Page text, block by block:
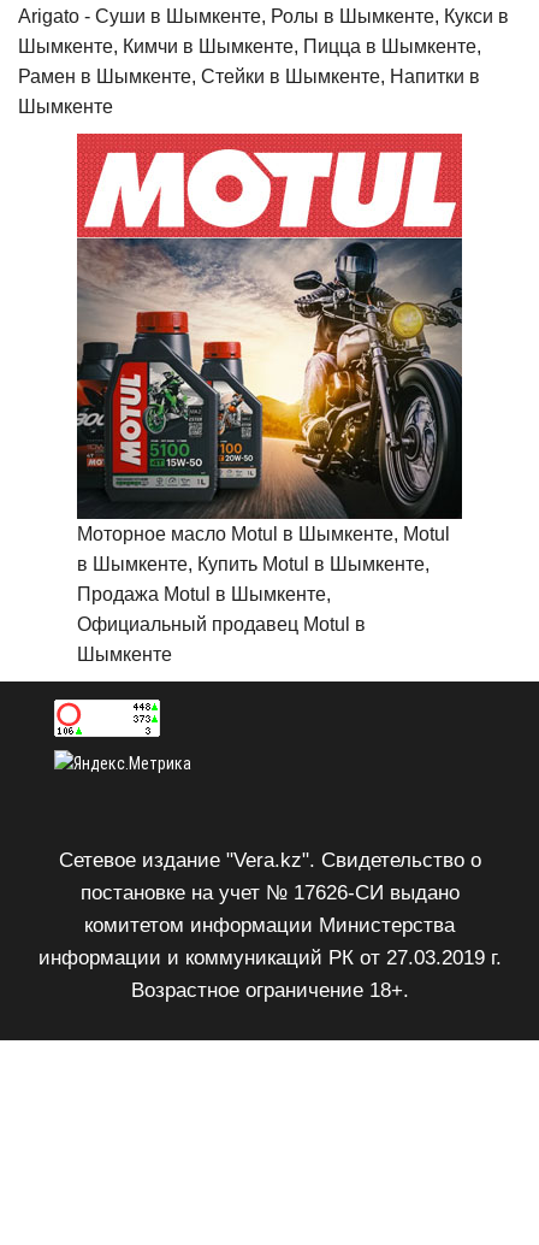
Arigato - Cуши в Шымкенте, Ролы в Шымкенте, Кукси в
Шымкенте, Кимчи в Шымкенте, Пицца в Шымкенте,
Рамен в Шымкенте, Стейки в Шымкенте, Напитки в
Шымкенте
Моторное масло Motul в Шымкенте, Motul
в Шымкенте, Купить Motul в Шымкенте,
Продажа Motul в Шымкенте,
Официальный продавец Motul в
Шымкенте
Сетевое издание "Vera.kz". Свидетельство о
постановке на учет № 17626-СИ выдано
комитетом информации Министерства
информации и коммуникаций РК от 27.03.2019 г.
Возрастное ограничение 18+.